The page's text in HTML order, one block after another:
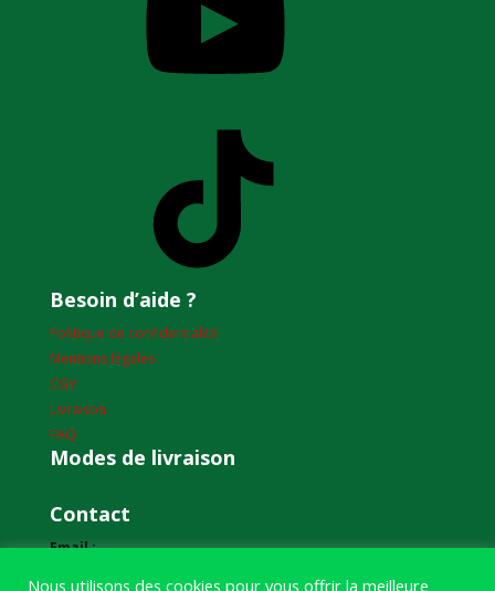
Besoin d’aide ?
Politique de confidentialité
Mentions légales
CGV
Livraison
FAQ
Modes de livraison
Contact
Email :
Nous utilisons des cookies pour vous offrir la meilleure